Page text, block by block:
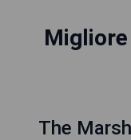
Migliore
The